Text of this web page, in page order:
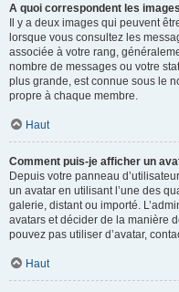
A quoi correspondent les
Il y a deux images qui peuvent
lorsque vous consultez les
associée à votre rang,
nombre de messages ou votre
plus grande, est connue sous le
propre à chaque membre.
Haut
Comment puis-je afficher un
Depuis votre panneau
un avatar en utilisant l’une des
galerie, distant ou importé.
avatars et décider de la manière
pouvez pas utiliser d’avatar,
Haut